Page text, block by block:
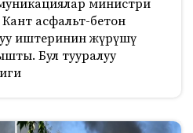
министри
асфальт-бетон
иштеринин жүрүшү
Бул тууралуу